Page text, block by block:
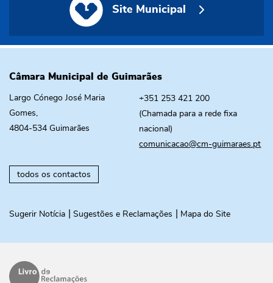
Site Municipal
Câmara Municipal de Guimarães
Largo Cónego José Maria
Gomes,
4804-534 Guimarães
+351 253 421 200
(Chamada para a rede fixa
nacional)
comunicacao@cm-guimaraes.pt
todos os contactos
Sugerir Notícia Sugestões e Reclamações Mapa do Site